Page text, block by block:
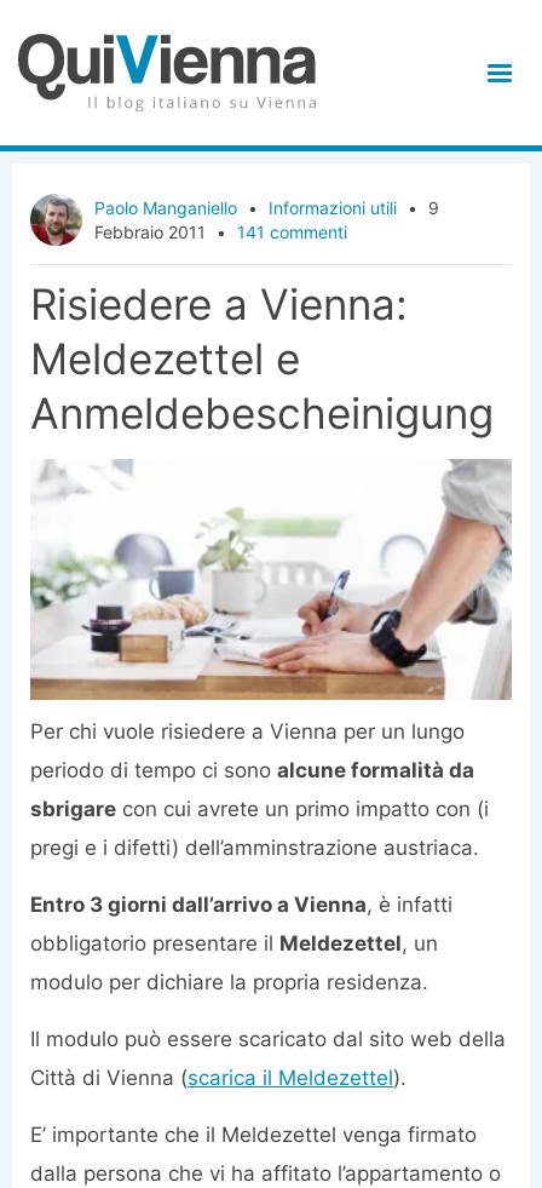
Paolo Manganiello • Informazioni utili •
9
Febbraio 2011
• 141 commenti
Risiedere a Vienna:
Meldezettel e
Anmeldebescheinigung
Per chi vuole risiedere a Vienna per un lungo
periodo di tempo ci sono alcune formalità da
sbrigare con cui avrete un primo impatto con (i
pregi e i difetti) dell’amminstrazione austriaca.
Entro 3 giorni dall’arrivo a Vienna, è infatti
obbligatorio presentare il Meldezettel, un
modulo per dichiare la propria residenza.
Il modulo può essere scaricato dal sito web della
Città di Vienna (scarica il Meldezettel).
E’ importante che il Meldezettel venga firmato
dalla persona che vi ha affitato l’appartamento o